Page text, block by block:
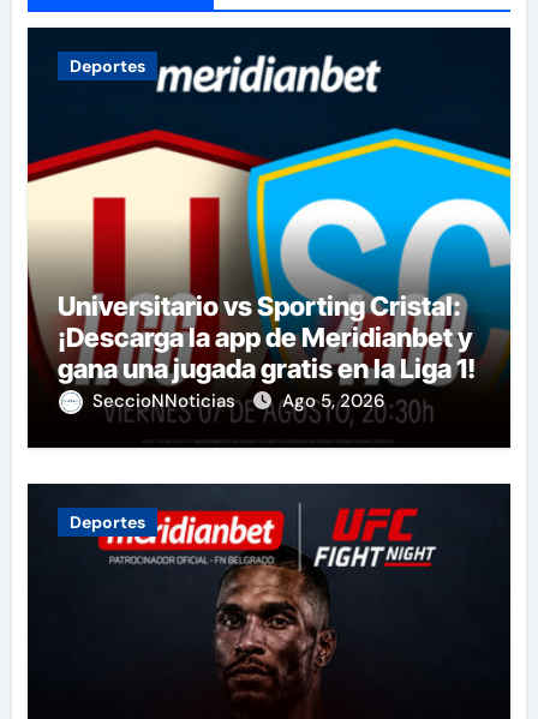
Deportes
Universitario vs Sporting Cristal:
¡Descarga la app de Meridianbet y
gana una jugada gratis en la Liga 1!
SeccioNNoticias Ago 5, 2026
Deportes